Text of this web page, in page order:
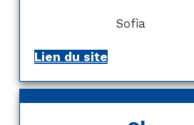
Sofia
Lien du site